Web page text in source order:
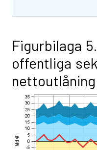
Figurbilaga
offentliga
nettoutlåning